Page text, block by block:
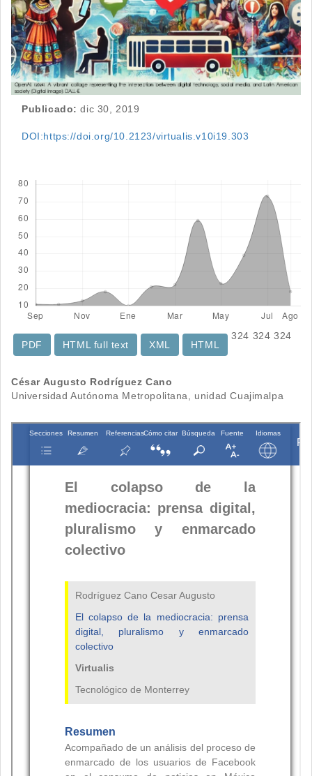
Publicado: dic 30, 2019
DOI:https://doi.org/10.2123/virtualis.v10i19.303
324
PDF
324
HTML full text
XML
324
HTML
Contenido
del
artículo
César Augusto Rodríguez Cano
Universidad Autónoma Metropolitana, unidad Cuajimalpa